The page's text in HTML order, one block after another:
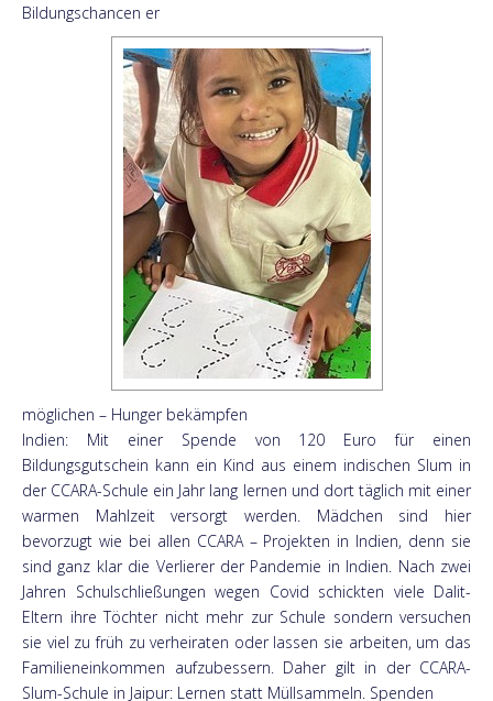
Bildungschancen er
möglichen – Hunger bekämpfen
Indien: Mit einer Spende von 120 Euro für einen
Bildungsgutschein kann ein Kind aus einem indischen Slum in
der CCARA-Schule ein Jahr lang lernen und dort täglich mit einer
warmen Mahlzeit versorgt werden. Mädchen sind hier
bevorzugt wie bei allen CCARA – Projekten in Indien, denn sie
sind ganz klar die Verlierer der Pandemie in Indien. Nach zwei
Jahren Schulschließungen wegen Covid schickten viele Dalit-
Eltern ihre Töchter nicht mehr zur Schule sondern versuchen
sie viel zu früh zu verheiraten oder lassen sie arbeiten, um das
Familieneinkommen aufzubessern. Daher gilt in der CCARA-
Slum-Schule in Jaipur: Lernen statt Müllsammeln. Spenden